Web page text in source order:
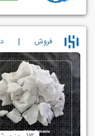
فروش |